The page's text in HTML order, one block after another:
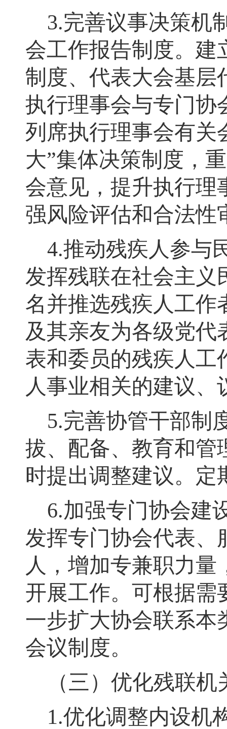
3.完善议事决策机
会工作报告制度。建
制度、代表大会基层
执行理事会与专门协
列席执行理事会有关
大”集体决策制度 ，
会意见，提升执行理
强风险评估和合法性
4.推动残疾人参与
发挥残联在社会主义
名并推选残疾人工作
及其亲友为各级党代
表和委员的残疾人工
人事业相关的建议、
5.完善协管干部制
拔、配备、教育和管
时提出调整建议。定
6.加强专门协会建
发挥专门协会代表、
人，增加专兼职力量
开展工作。可根据需
一步扩大协会联系本
会议制度。
（三）优化残联
1.优化调整内设机